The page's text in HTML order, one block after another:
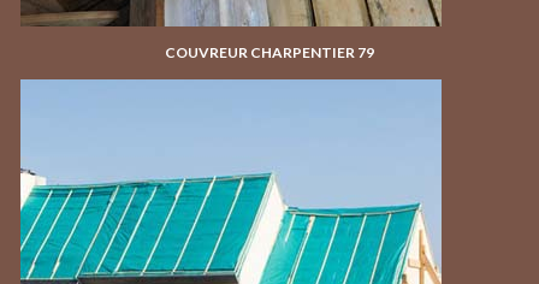
COUVREUR CHARPENTIER 79